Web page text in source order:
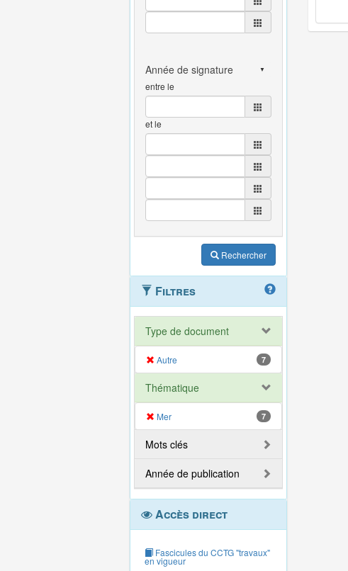
entre le
et le
Rechercher
Filtres
Type de document
Autre 7
Thématique
Mer 7
Mots clés
Année de publication
Accès direct
Fascicules du CCTG "travaux"
en vigueur